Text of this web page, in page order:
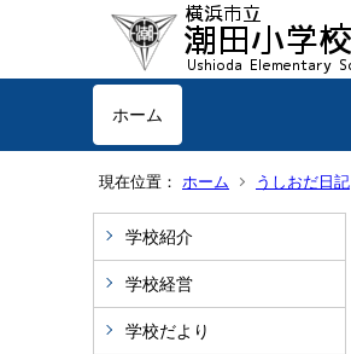
ホーム
現在位置： ホーム うしおだ日記
学校紹介
学校経営
学校だより